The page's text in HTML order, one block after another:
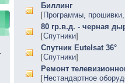
Биллинг
[Программы,
80 гр.в.д. - черная
[Спутники]
Спутник Eutelsat 36°
[Спутники]
Ремонт
[Нестандартное